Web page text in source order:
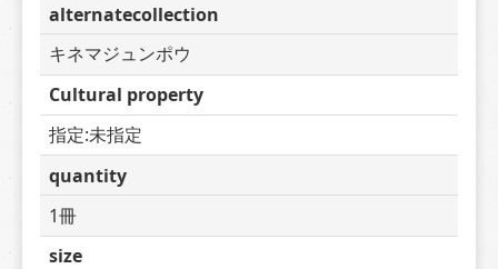
alternatecollection
キネマジュンポウ
Cultural property
指定:未指定
quantity
1冊
size